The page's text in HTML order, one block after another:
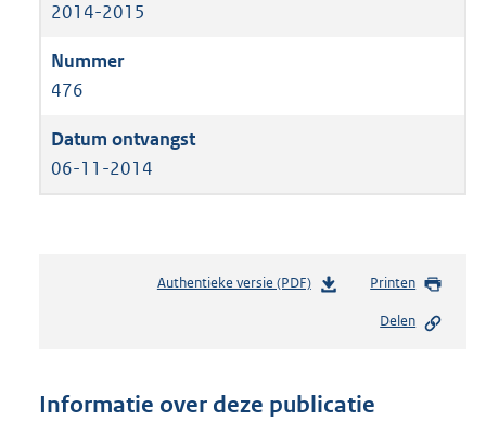
2014-2015
476
06-11-2014
Authentieke versie (PDF)b
n
Printen
Delen
Informatie over deze publicatie